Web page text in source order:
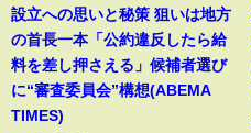
設立への思いと秘策 狙いは地方
の首長一本「公約違反したら給
料を差し押さえる」候補者選び
に“審査委員会”構想(ABEMA
TIMES)